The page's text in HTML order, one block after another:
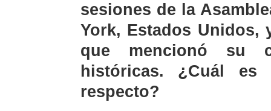
sesiones de la
York, Estados
que mencionó su
históricas. ¿Cuál
respecto?